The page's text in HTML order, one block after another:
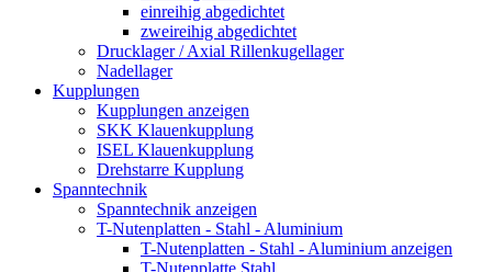
einreihig abgedichtet
zweireihig abgedichtet
Drucklager / Axial Rillenkugellager
Nadellager
Kupplungen
Kupplungen anzeigen
SKK Klauenkupplung
ISEL Klauenkupplung
Drehstarre Kupplung
Spanntechnik
Spanntechnik anzeigen
T-Nutenplatten - Stahl - Aluminium
T-Nutenplatten - Stahl - Aluminium anzeigen
T-Nutenplatte Stahl